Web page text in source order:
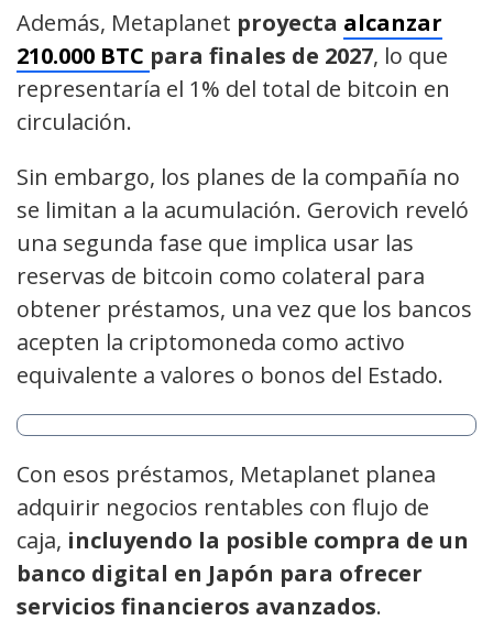
Además, Metaplanet proyecta alcanzar
210.000 BTC para finales de 2027, lo que
representaría el 1% del total de bitcoin en
circulación.
Sin embargo, los planes de la compañía no
se limitan a la acumulación. Gerovich reveló
una segunda fase que implica usar las
reservas de bitcoin como colateral para
obtener préstamos, una vez que los bancos
acepten la criptomoneda como activo
equivalente a valores o bonos del Estado.
Con esos préstamos, Metaplanet planea
adquirir negocios rentables con flujo de
caja, incluyendo la posible compra de un
banco digital en Japón para ofrecer
servicios financieros avanzados.